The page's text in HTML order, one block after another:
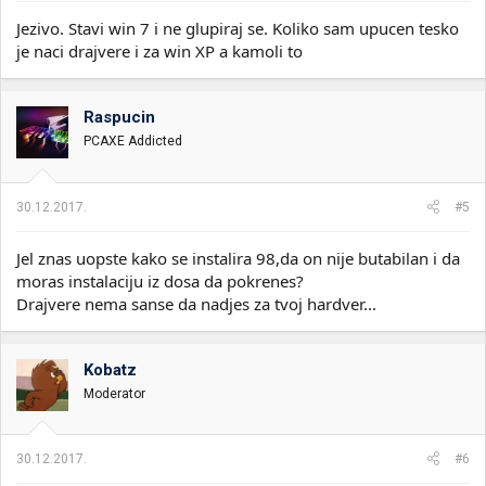
Jezivo. Stavi win 7 i ne glupiraj se. Koliko sam upucen tesko
je naci drajvere i za win XP a kamoli to
Raspucin
PCAXE Addicted
30.12.2017. #5
Jel znas uopste kako se instalira 98,da on nije butabilan i da
moras instalaciju iz dosa da pokrenes?
Drajvere nema sanse da nadjes za tvoj hardver...
Kobatz
Moderator
30.12.2017. #6